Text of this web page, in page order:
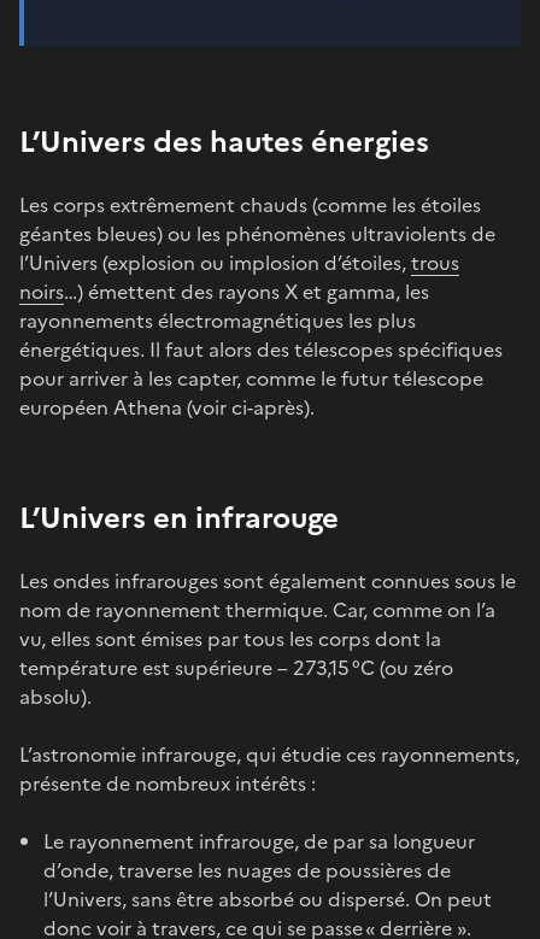
L’Univers des hautes énergies
Les corps extrêmement chauds (comme les étoiles
géantes bleues) ou les phénomènes ultraviolents de
l’Univers (explosion ou implosion d’étoiles,trous
noirs…) émettent des rayons X et gamma, les
rayonnements électromagnétiques les plus
énergétiques. Il faut alors des télescopes spécifiques
pour arriver à les capter, comme le futur télescope
européen Athena (voir ci-après).
L’Univers en infrarouge
Les ondes infrarouges sont également connues sous le
nom de rayonnement thermique. Car, comme on l’a
vu, elles sont émises par tous les corps dont la
température est supérieure – 273,15 °C (ou zéro
absolu).
L’astronomie infrarouge, qui étudie ces rayonnements,
présente de nombreux intérêts :
Le rayonnement infrarouge, de par sa longueur
d’onde, traverse les nuages de poussières de
l’Univers, sans être absorbé ou dispersé. On peut
donc voir à travers, ce qui se passe « derrière ».